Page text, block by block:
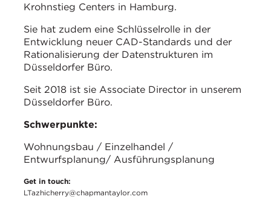
Krohnstieg Centers in Hamburg.
Sie hat zudem eine Schlüsselrolle in der
Entwicklung neuer CAD-Standards und der
Rationalisierung der Datenstrukturen im
Düsseldorfer Büro.
Seit 2018 ist sie Associate Director in unserem
Düsseldorfer Büro.
Schwerpunkte:
Wohnungsbau / Einzelhandel /
Entwurfsplanung/ Ausführungsplanung
Get in touch:
LTazhicherry@chapmantaylor.com